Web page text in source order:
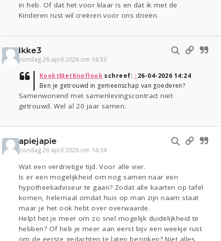
in heb. Of dat het voor klaar is en dat ik met de
Kinderen rust wil creëren voor ons drieën.
Ikke3
zondag 26 april 2026 om 14:33
KooktMetKnoflook schreef: ↑26-04-2026 14:24
Ben je getrouwd in gemeenschap van goederen?
Samenwonend met samenlevingscontract niet
getrouwd. Wel al 20 jaar samen.
apiejapie
zondag 26 april 2026 om 14:34
Wat een verdrietige tijd. Voor alle vier.
Is er een mogelijkheid om nog samen naar een
hypotheekadviseur te gaan? Zodat alle kaarten op tafel
komen, helemaal omdat huis op man zijn naam staat
maar je het ook hebt over overwaarde.
Helpt het je meer om zo snel mogelijk duidelijkheid te
hebben? Of heb je meer aan eerst bijv een weekje rust
om de eerste gedachten te laten bezinken? Niet alles